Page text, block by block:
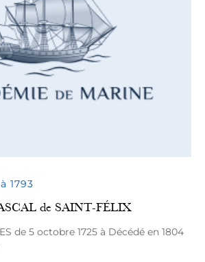
1793
de SAINT-FÉLIX
de 5 octobre 1725 à Décédé en 1804